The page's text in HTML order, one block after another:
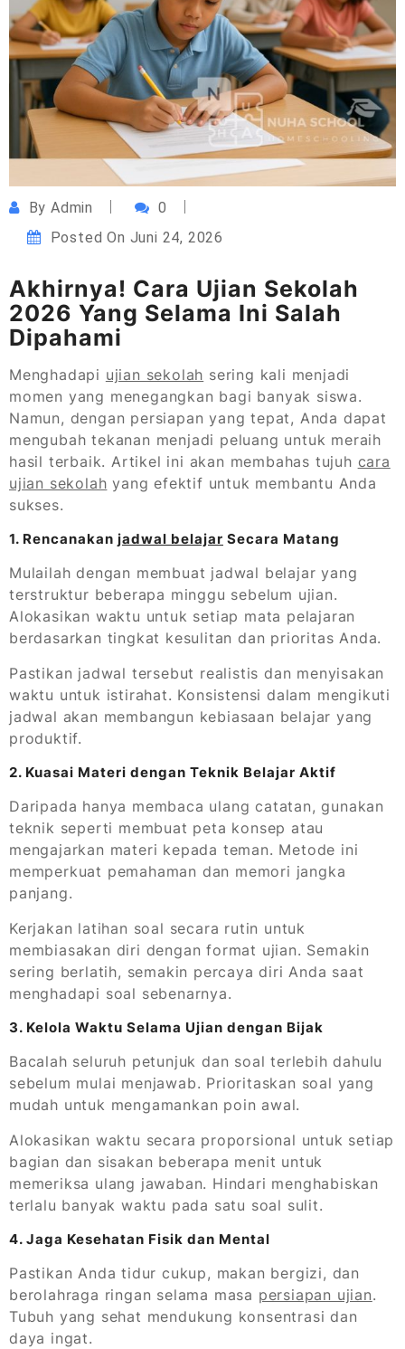
ByAdmin
0
Posted On Juni 24, 2026
Akhirnya! Cara Ujian Sekolah
2026 Yang Selama Ini Salah
Dipahami
Menghadapi ujian sekolah sering kali menjadi
momen yang menegangkan bagi banyak siswa.
Namun, dengan persiapan yang tepat, Anda dapat
mengubah tekanan menjadi peluang untuk meraih
hasil terbaik. Artikel ini akan membahas tujuh cara
ujian sekolah yang efektif untuk membantu Anda
sukses.
1. Rencanakan jadwal belajar Secara Matang
Mulailah dengan membuat jadwal belajar yang
terstruktur beberapa minggu sebelum ujian.
Alokasikan waktu untuk setiap mata pelajaran
berdasarkan tingkat kesulitan dan prioritas Anda.
Pastikan jadwal tersebut realistis dan menyisakan
waktu untuk istirahat. Konsistensi dalam mengikuti
jadwal akan membangun kebiasaan belajar yang
produktif.
2. Kuasai Materi dengan Teknik Belajar Aktif
Daripada hanya membaca ulang catatan, gunakan
teknik seperti membuat peta konsep atau
mengajarkan materi kepada teman. Metode ini
memperkuat pemahaman dan memori jangka
panjang.
Kerjakan latihan soal secara rutin untuk
membiasakan diri dengan format ujian. Semakin
sering berlatih, semakin percaya diri Anda saat
menghadapi soal sebenarnya.
3. Kelola Waktu Selama Ujian dengan Bijak
Bacalah seluruh petunjuk dan soal terlebih dahulu
sebelum mulai menjawab. Prioritaskan soal yang
mudah untuk mengamankan poin awal.
Alokasikan waktu secara proporsional untuk setiap
bagian dan sisakan beberapa menit untuk
memeriksa ulang jawaban. Hindari menghabiskan
terlalu banyak waktu pada satu soal sulit.
4. Jaga Kesehatan Fisik dan Mental
Pastikan Anda tidur cukup, makan bergizi, dan
berolahraga ringan selama masa persiapan ujian.
Tubuh yang sehat mendukung konsentrasi dan
daya ingat.